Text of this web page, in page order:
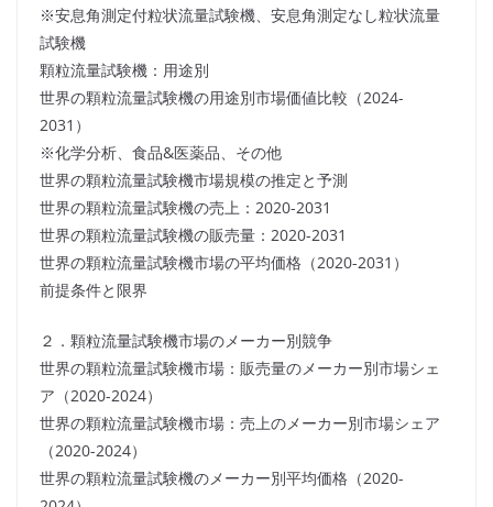
※安息角測定付粒状流量試験機、安息角測定なし粒状流量
試験機
顆粒流量試験機：用途別
世界の顆粒流量試験機の用途別市場価値比較（2024-
2031）
※化学分析、食品&医薬品、その他
世界の顆粒流量試験機市場規模の推定と予測
世界の顆粒流量試験機の売上：2020-2031
世界の顆粒流量試験機の販売量：2020-2031
世界の顆粒流量試験機市場の平均価格（2020-2031）
前提条件と限界
２．顆粒流量試験機市場のメーカー別競争
世界の顆粒流量試験機市場：販売量のメーカー別市場シェ
ア（2020-2024）
世界の顆粒流量試験機市場：売上のメーカー別市場シェア
（2020-2024）
世界の顆粒流量試験機のメーカー別平均価格（2020-